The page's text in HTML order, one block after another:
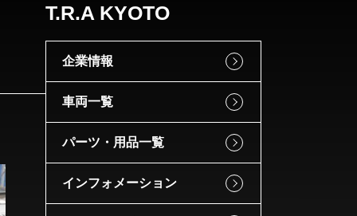
T.R.A KYOTO
企業情報
車両一覧
パーツ・用品一覧
インフォメーション